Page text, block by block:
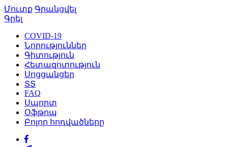
Մուտք Գրանցվել
Գրել
COVID-19
Նորություններ
Գիտություն
Հետազոտություն
Սոցցանցեր
ՏՏ
FAQ
Սպորտ
Օֆթոպ
Բոլոր հոդվածները